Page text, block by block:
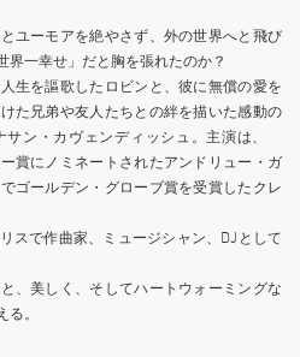
ユーモアを絶やさず、外の世界へと飛び
一幸せ」だと胸を張れたのか？
生を謳歌したロビンと、彼に無償の愛を
た兄弟や友人たちとの絆を描いた感動の
サン・カヴェンディッシュ。主演は、
賞にノミネートされたアンドリュー・ガ
ゴールデン・グローブ賞を受賞したクレ
スで作曲家、ミュージシャン、DJとして
、美しく、そしてハートウォーミングな
。